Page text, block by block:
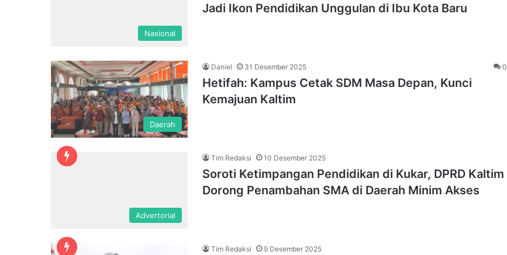
Nasional
Jadi Ikon Pendidikan Unggulan di Ibu Kota Baru
Daerah
Daniel 31 Desember 2025 0
Hetifah: Kampus Cetak SDM Masa Depan, Kunci
Kemajuan Kaltim
Advertorial
Tim Redaksi 10 Desember 2025
Soroti Ketimpangan Pendidikan di Kukar, DPRD Kaltim
Dorong Penambahan SMA di Daerah Minim Akses
Tim Redaksi 9 Desember 2025